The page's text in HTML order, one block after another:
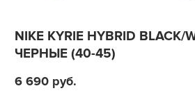
NIKE KYRIE HYBRID BLACK/
ЧЕРНЫЕ (40-45)
6 690 руб.